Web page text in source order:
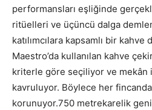
performansları eşliğinde
ritüelleri ve üçüncü dalga
katılımcılara kapsamlı bir
Maestro’da kullanılan kahve
kriterle göre seçiliyor ve mekân
kavruluyor. Böylece her
korunuyor.750 metrekarelik